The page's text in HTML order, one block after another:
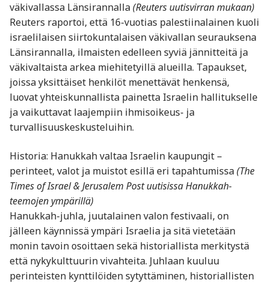
väkivallassa Länsirannalla(Reuters uutisvirran mukaan)
Reuters raportoi, että 16-vuotias palestiinalainen kuoli
israelilaisen siirtokuntalaisen väkivallan seurauksena
Länsirannalla, ilmaisten edelleen syviä jännitteitä ja
väkivaltaista arkea miehitetyillä alueilla. Tapaukset,
joissa yksittäiset henkilöt menettävät henkensä,
luovat yhteiskunnallista painetta Israelin hallitukselle
ja vaikuttavat laajempiin ihmisoikeus- ja
turvallisuuskeskusteluihin.
Historia: Hanukkah valtaa Israelin kaupungit –
perinteet, valot ja muistot esillä eri tapahtumissa(The
Times of Israel & Jerusalem Post uutisissa Hanukkah-
teemojen ympärillä)
Hanukkah-juhla, juutalainen valon festivaali, on
jälleen käynnissä ympäri Israelia ja sitä vietetään
monin tavoin osoittaen sekä historiallista merkitystä
että nykykulttuurin vivahteita. Juhlaan kuuluu
perinteisten kynttilöiden sytyttäminen, historiallisten